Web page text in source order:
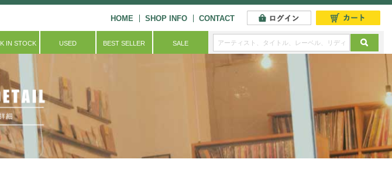
HOME SHOP INFO CONTACT
IN STOCK USED BEST SELLER SALE